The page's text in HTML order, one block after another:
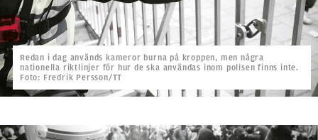
Redan i dag används kameror burna på kroppen, men några
nationella riktlinjer för hur de ska användas inom polisen finns inte.
Foto: Fredrik Persson/TT